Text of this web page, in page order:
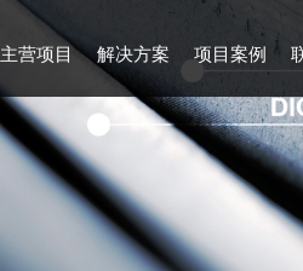
主营项目 解决方案 项目案例